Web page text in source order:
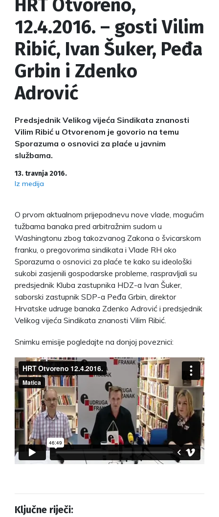
HRT Otvoreno,
12.4.2016. – gosti Vilim
Ribić, Ivan Šuker, Peđa
Grbin i Zdenko
Adrović
Predsjednik Velikog vijeća Sindikata znanosti
Vilim Ribić u Otvorenom je govorio na temu
Sporazuma o osnovici za plaće u javnim
službama.
13. travnja 2016.
Iz medija
O prvom aktualnom prijepodnevu nove vlade, mogućim
tužbama banaka pred arbitražnim sudom u
Washingtonu zbog takozvanog Zakona o švicarskom
franku, o pregovorima sindikata i Vlade RH oko
Sporazuma o osnovici za plaće te kako su ideološki
sukobi zasjenili gospodarske probleme, raspravljali su
predsjednik Kluba zastupnika HDZ-a Ivan Šuker,
saborski zastupnik SDP-a Peđa Grbin, direktor
Hrvatske udruge banaka Zdenko Adrović i predsjednik
Velikog vijeća Sindikata znanosti Vilim Ribić.
Snimku emisije pogledajte na donjoj poveznici:
Ključne riječi: